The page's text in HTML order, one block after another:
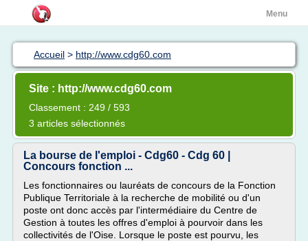
Menu
Accueil > http://www.cdg60.com
Site : http://www.cdg60.com
Classement : 249 / 593
3 articles sélectionnés
La bourse de l'emploi - Cdg60 - Cdg 60 |
Concours fonction ...
Les fonctionnaires ou lauréats de concours de la Fonction
Publique Territoriale à la recherche de mobilité ou d'un
poste ont donc accès par l'intermédiaire du Centre de
Gestion à toutes les offres d'emploi à pourvoir dans les
collectivités de l'Oise. Lorsque le poste est pourvu, les